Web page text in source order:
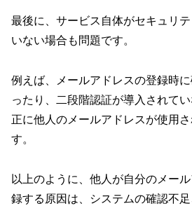
最後に、サービス自体がセキュリ
いない場合も問題です。
例えば、メールアドレスの登録時
ったり、二段階認証が導入されて
正に他人のメールアドレスが使用
す。
以上のように、他人が自分のメー
録する原因は、システムの確認不足